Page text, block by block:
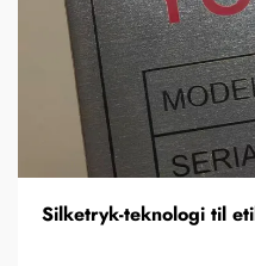
Silketryk-teknologi til